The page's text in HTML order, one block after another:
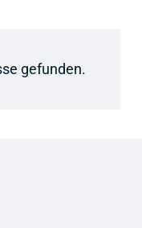
gefunden.